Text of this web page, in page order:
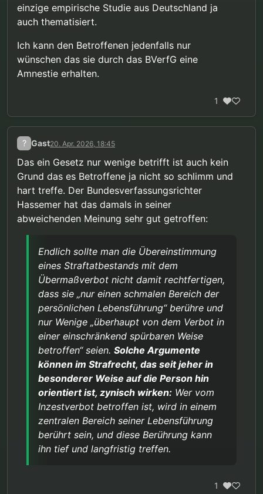
einzige empirische Studie aus Deutschland ja
auch thematisiert.
Ich kann den Betroffenen jedenfalls nur
wünschen das sie durch das BVerfG eine
Amnestie erhalten.
1
? Gast20. Apr. 2026, 18:45
Das ein Gesetz nur wenige betrifft ist auch kein
Grund das es Betroffene ja nicht so schlimm und
hart treffe. Der Bundesverfassungsrichter
Hassemer hat das damals in seiner
abweichenden Meinung sehr gut getroffen:
Endlich sollte man die Übereinstimmung
eines Straftatbestands mit dem
Übermaßverbot nicht damit rechtfertigen,
dass sie „nur einen schmalen Bereich der
persönlichen Lebensführung“ berühre und
nur Wenige „überhaupt von dem Verbot in
einer einschränkend spürbaren Weise
betroffen“ seien. Solche Argumente
können im Strafrecht, das seit jeher in
besonderer Weise auf die Person hin
orientiert ist, zynisch wirken: Wer vom
Inzestverbot betroffen ist, wird in einem
zentralen Bereich seiner Lebensführung
berührt sein, und diese Berührung kann
ihn tief und langfristig treffen.
1